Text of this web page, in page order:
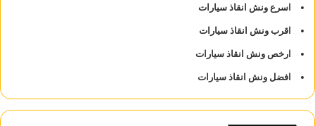
اسرع ونش انقاذ سيارات
اقرب ونش انقاذ سيارات
ارخص ونش انقاذ سيارات
افضل ونش انقاذ سيارات